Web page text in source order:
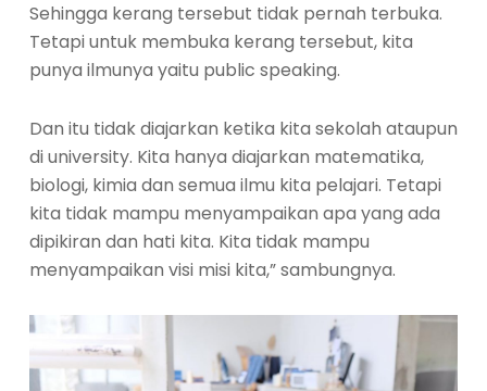
Sehingga kerang tersebut tidak pernah terbuka.
Tetapi untuk membuka kerang tersebut, kita
punya ilmunya yaitu public speaking.
Dan itu tidak diajarkan ketika kita sekolah ataupun
di university. Kita hanya diajarkan matematika,
biologi, kimia dan semua ilmu kita pelajari. Tetapi
kita tidak mampu menyampaikan apa yang ada
dipikiran dan hati kita. Kita tidak mampu
menyampaikan visi misi kita,” sambungnya.